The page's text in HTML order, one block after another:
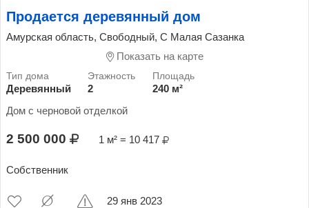
Продается деревянный дом
Амурская область, Свободный, С Малая Сазанка
Показать на карте
Деревянный 2
240 м²
Дом с черновой отделкой
2 500 000 1 м² = 10 417
Собственник
29 янв 2023